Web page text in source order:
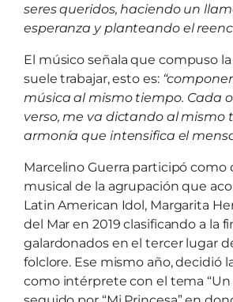
seres queridos, haciendo un
esperanza y planteando el
El músico señala que compuso
suele trabajar, esto es:
música al mismo tiempo. Cada
verso, me va dictando al mismo
armonía que intensifica el
Marcelino Guerra participó como
musical de la agrupación que
Latin American Idol, Margarita
del Mar en 2019 clasificando a la
galardonados en el tercer lugar
folclore. Ese mismo año, decidió
como intérprete con el tema “Un